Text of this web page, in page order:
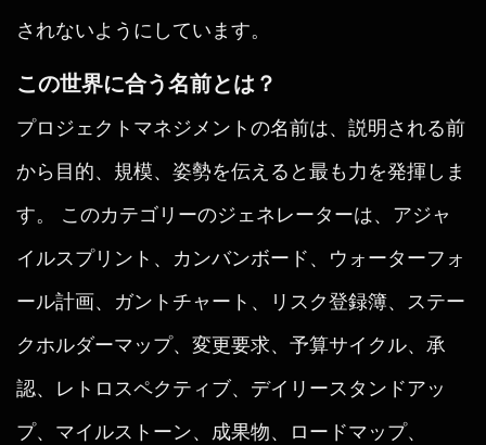
されないようにしています。
この世界に合う名前とは？
プロジェクトマネジメントの名前は、説明される前
から目的、規模、姿勢を伝えると最も力を発揮しま
す。 このカテゴリーのジェネレーターは、アジャ
イルスプリント、カンバンボード、ウォーターフォ
ール計画、ガントチャート、リスク登録簿、ステー
クホルダーマップ、変更要求、予算サイクル、承
認、レトロスペクティブ、デイリースタンドアッ
プ、マイルストーン、成果物、ロードマップ、